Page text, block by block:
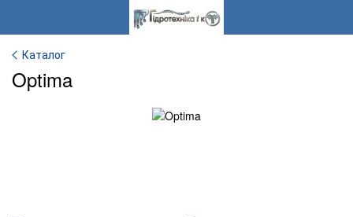
Каталог
Optima